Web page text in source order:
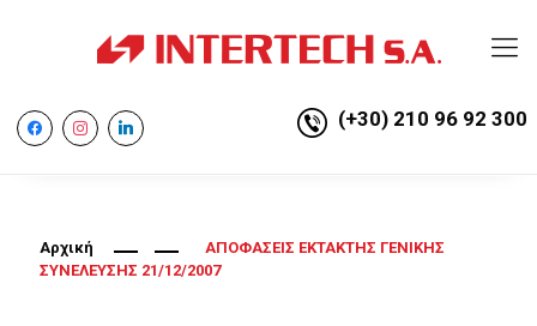
facebookinstagramlinkedin (+30) 210 96 92 300
Αρχική
ΑΠΟΦΑΣΕΙΣ ΕΚΤΑΚΤΗΣ ΓΕΝΙΚΗΣ
ΣΥΝΕΛΕΥΣΗΣ 21/12/2007